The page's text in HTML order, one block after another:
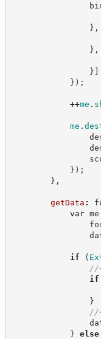
} ,
} ,
} ]
} ) ;
++me .
me .
} ) ;
} ,
getData :
var me
if (
//
if
}
//
} else